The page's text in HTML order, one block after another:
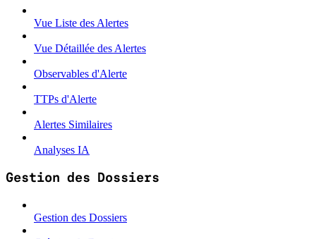
Vue Liste des Alertes
Vue Détaillée des Alertes
Observables d'Alerte
TTPs d'Alerte
Alertes Similaires
Analyses IA
Gestion des Dossiers
Gestion des Dossiers